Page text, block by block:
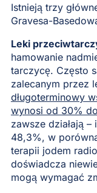
Istnieją trzy
Gravesa-
Leki
hamowanie
tarczycę. Często
zalecanym przez
długoterminowy
wynosi od 30%
zawsze działają
48,3%, w
terapii jodem
doświadcza
mogą wymagać